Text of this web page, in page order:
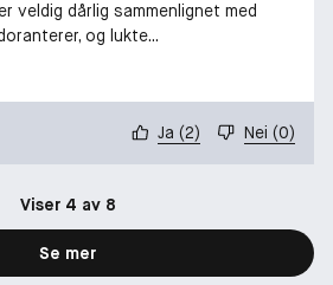
veldig dårlig sammenlignet med
og lukte...
Ja (2) Nei (0)
Viser 4 av 8
Se mer